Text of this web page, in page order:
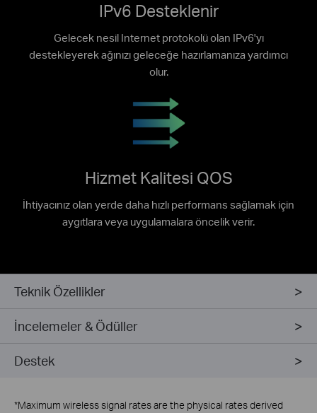
IPv6 Desteklenir
Gelecek nesil Internet protokolü olan IPv6'yı
destekleyerek ağınızı geleceğe hazırlamanıza yardımcı
olur.
Hizmet Kalitesi QOS
İhtiyacınız olan yerde daha hızlı performans sağlamak için
aygıtlara veya uygulamalara öncelik verir.
Teknik Özellikler
İncelemeler & Ödüller
Destek
*Maximum wireless signal rates are the physical rates derived